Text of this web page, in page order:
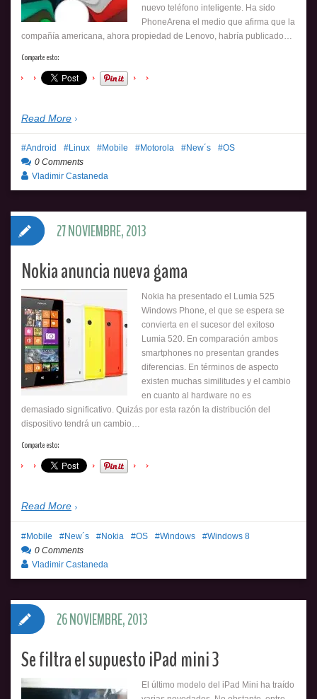
nuevo teléfono inteligente. Ha sido
PhoneArena el medio que afirma que la
compañía americana, ahora propiedad de Lenovo, habría publicado…
Comparte esto:
Read More
Android Linux Mobile Motorola New´s
OS
0 Comments
Vladimir Castaneda
Nokia anuncia nueva gama
Nokia ha presentado el Lumia 525
Windows Phone, el que se espera se
convierta en el sucesor del exitoso
Lumia 520. En comparación ambos
smartphones no presentan grandes
diferencias. En términos de aspecto
existen muchas similitudes y el cambio
en cuanto al hardware no es
demasiado significativo. Quizás por esta razón la distribución del
dispositivo tendrá un cambio…
Comparte esto:
Read More
27 NOVIEMBRE, 2013
Mobile New´s Nokia OS Windows
Windows 8
0 Comments
Vladimir Castaneda
Se filtra el supuesto iPad mini 3
El último modelo del iPad Mini ha traído
26 NOVIEMBRE, 2013